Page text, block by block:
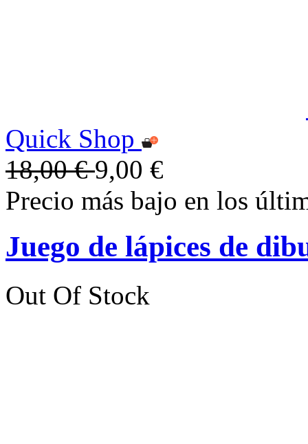
Quick Shop
18,00 €9,00 €
Precio más bajo en los
Juego de lápices de
Out Of Stock